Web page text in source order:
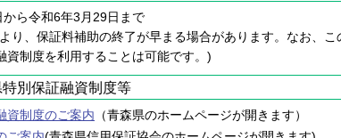
ら令和6年3月29日まで
り、保証料補助の終了が早まる場合があります。なお、こ
資制度を利用することは可能です。)
別保証融資制度等
資制度のご案内 （青森県のホームページが開きます）